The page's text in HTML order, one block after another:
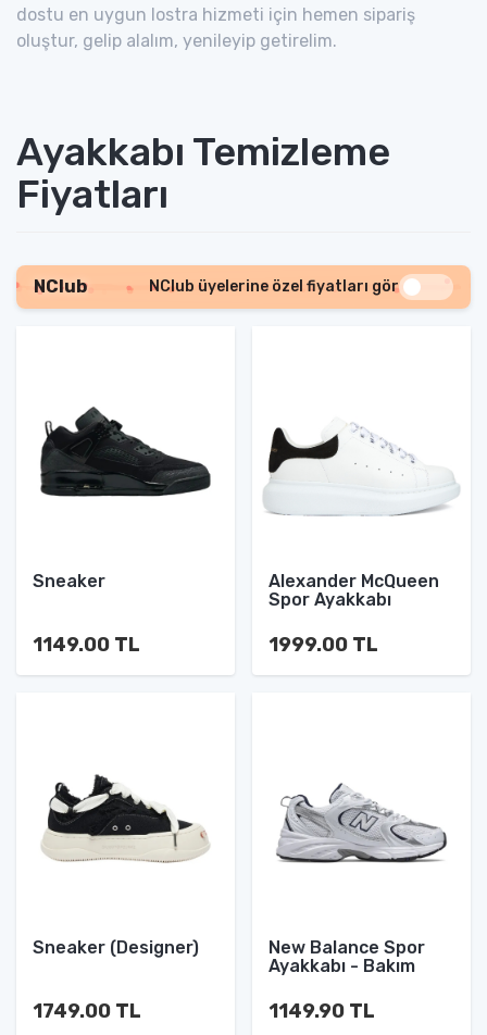
dostu en uygun lostra hizmeti için hemen sipariş
oluştur, gelip alalım, yenileyip getirelim.
Ayakkabı Temizleme
Fiyatları
NClub NClub üyelerine özel fiyatları gör
Sneaker
1149.00 TL
Alexander McQueen
Spor Ayakkabı
1999.00 TL
Sneaker (Designer)
1749.00 TL
New Balance Spor
Ayakkabı - Bakım
1149.90 TL